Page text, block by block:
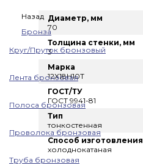
Назад
Бронза
Круг/Пруток бронзовый
Лента бронзовая
Полоса бронзовая
Проволока бронзовая
Труба бронзовая
Диаметр, мм
70
Толщина стенки, мм
3
Марка
12Х18Н10Т
ГОСТ/ТУ
ГОСТ 9941-81
Тип
тонкостенная
Способ изготовления
холоднокатаная